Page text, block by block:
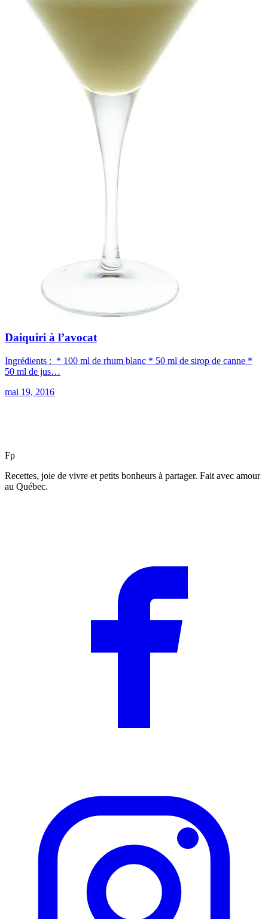
Daiquiri à l’avocat
Ingrédients : * 100 ml de rhum blanc * 50 ml de sirop de canne *
50 ml de jus…
mai 19, 2016
Fp
Recettes, joie de vivre et petits bonheurs à partager. Fait avec amour
au Québec.